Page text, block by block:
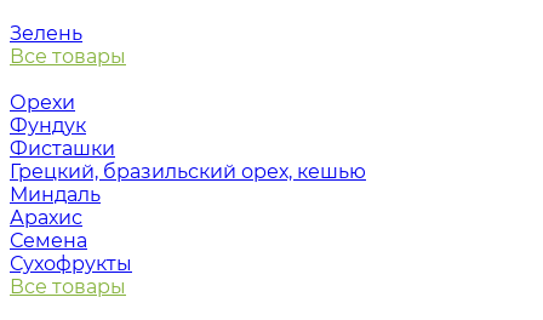
Зелень
Все товары
Орехи
Фундук
Фисташки
Грецкий, бразильский орех, кешью
Миндаль
Арахис
Семена
Сухофрукты
Все товары